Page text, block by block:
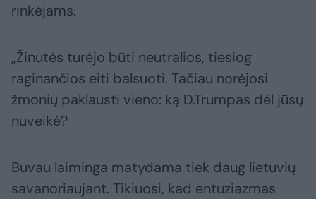
rinkėjams.
„Žinutės turėjo būti neutralios, tiesiog
raginančios eiti balsuoti. Tačiau norėjosi
žmonių paklausti vieno: ką D.Trumpas dėl jūsų
nuveikė?
Buvau laiminga matydama tiek daug lietuvių
savanoriaujant. Tikiuosi, kad entuziazmas